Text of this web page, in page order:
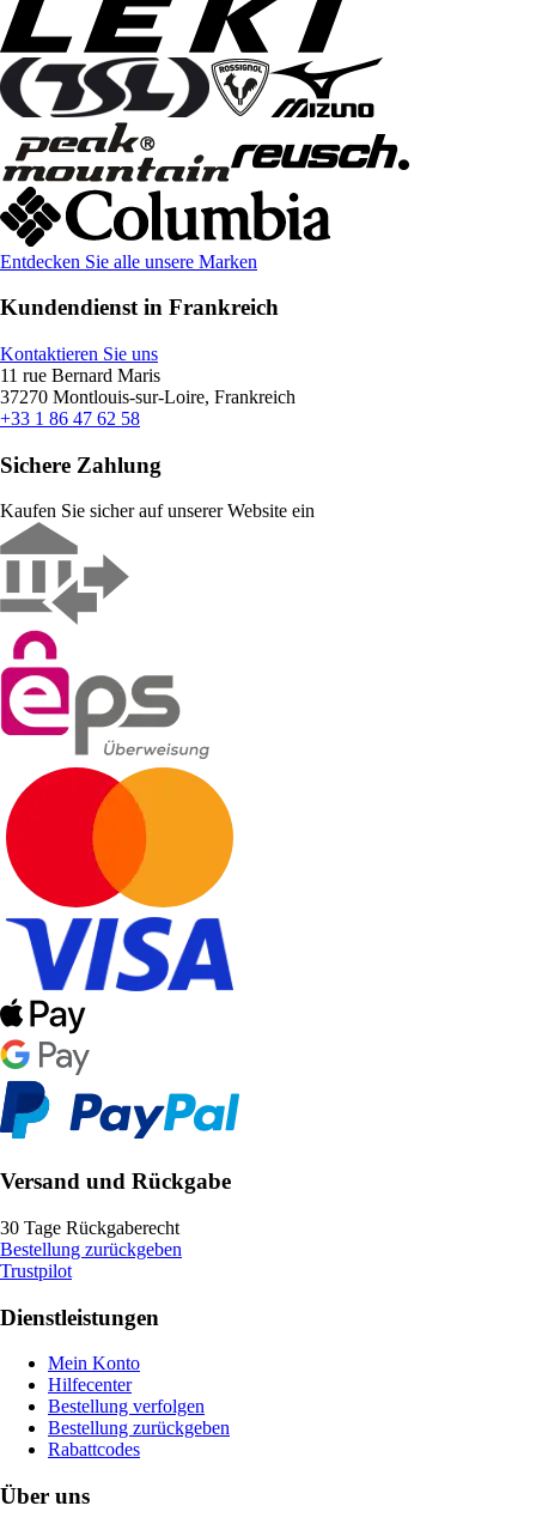
Entdecken Sie alle unsere Marken
Kundendienst in Frankreich
Kontaktieren Sie uns
11 rue Bernard Maris
37270 Montlouis-sur-Loire, Frankreich
+33 1 86 47 62 58
Sichere Zahlung
Kaufen Sie sicher auf unserer Website ein
Versand und Rückgabe
30 Tage Rückgaberecht
Bestellung zurückgeben
Trustpilot
Dienstleistungen
Mein Konto
Hilfecenter
Bestellung verfolgen
Bestellung zurückgeben
Rabattcodes
Über uns